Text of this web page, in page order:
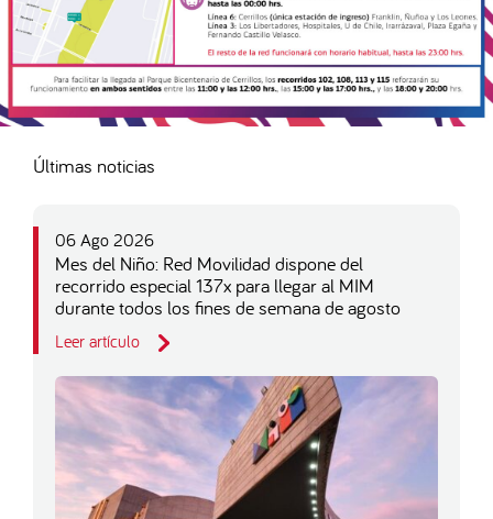
Últimas noticias
06 Ago 2026
Mes del Niño: Red Movilidad dispone del
recorrido especial 137x para llegar al MIM
durante todos los fines de semana de agosto
Leer artículo